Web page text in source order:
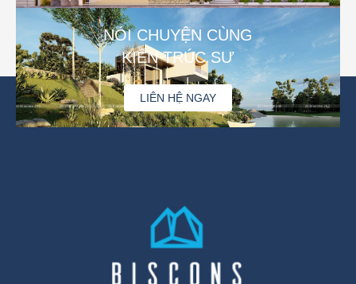
NÓI CHUYỆN CÙNG
KIẾN TRÚC SƯ
LIÊN HỆ NGAY